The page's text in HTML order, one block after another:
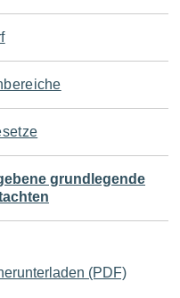
grundlegende
(PDF)